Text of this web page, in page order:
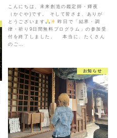
こんにちは、未来創造の鑑定師・輝夜
（かぐや)です。 そして皆さま、ありが
とうございます
昨日で「結界・調
律・祈り9日間無料プログラム」の参加受
付を終了しました。 本当に、たくさん
のご…
お知らせ